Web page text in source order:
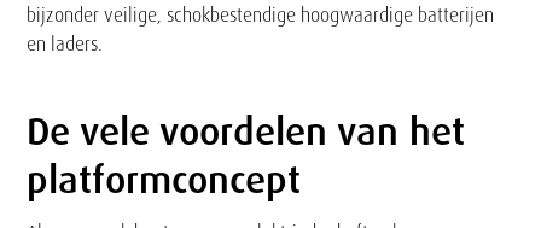
bijzonder veilige, schokbestendige hoogwaardige batterijen
en laders.
Tekst
De vele voordelen van het
platformconcept